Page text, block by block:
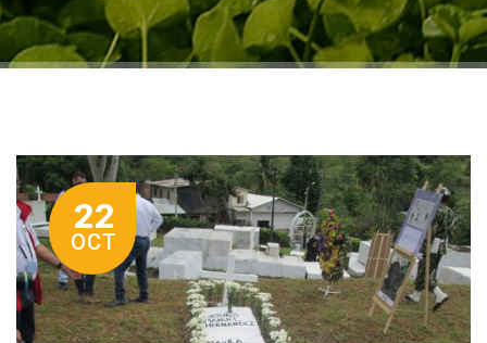
22
OCT